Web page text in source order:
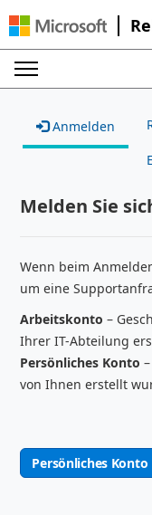
Anmelden
Melden Sie
Wenn beim
um eine
Arbeitskonto –
Ihrer IT-Abteilung
Persönliches Konto
von Ihnen erstellt
Persönliches Konto